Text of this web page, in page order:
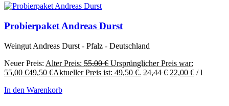
Probierpaket Andreas Durst
Weingut Andreas Durst - Pfalz - Deutschland
Neuer Preis: Alter Preis: 55,00€ Ursprünglicher Preis war:
55,00 €49,50 €Aktueller Preis ist: 49,50 €. 24,44€ 22,00 € /l
In den Warenkorb